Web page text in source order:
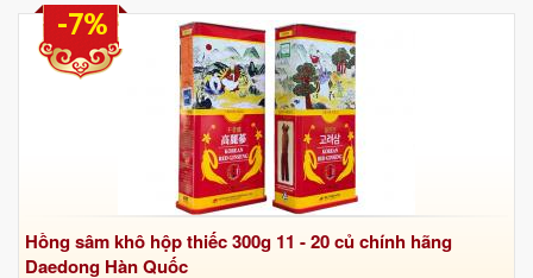
Hồng sâm khô hộp thiếc 300g 11 - 20 củ chính hãng
Daedong Hàn Quốc
-7%